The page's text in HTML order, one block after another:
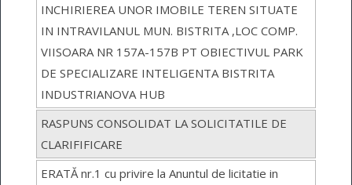
INCHIRIEREA UNOR IMOBILE TEREN SITUATE
IN INTRAVILANUL MUN. BISTRITA ,LOC COMP.
VIISOARA NR 157A-157B PT OBIECTIVUL PARK
DE SPECIALIZARE INTELIGENTA BISTRITA
INDUSTRIANOVA HUB
RASPUNS CONSOLIDAT LA SOLICITATILE DE
CLARIFIFICARE
ERATĂ nr.1 cu privire la Anuntul de licitatie in